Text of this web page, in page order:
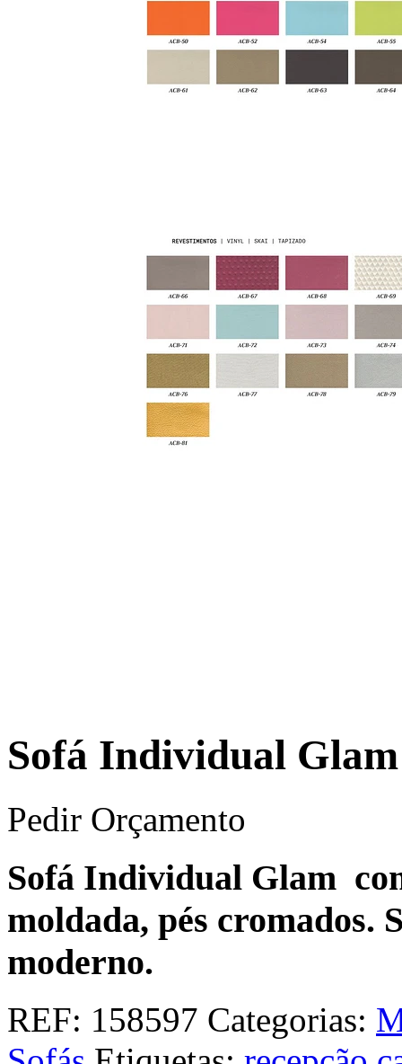
Sofá Individual Glam
Pedir Orçamento
Sofá Individual Glam
moldada, pés cromados.
moderno.
REF: 158597 Categorias: